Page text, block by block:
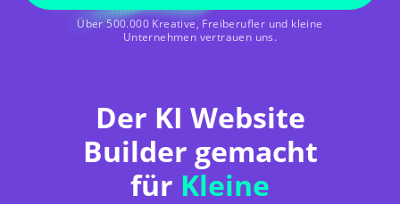
Über 500.000 Kreative, Freiberufler und kleine
Unternehmen vertrauen uns.
Der KI Website
Builder gemacht
für Kleine